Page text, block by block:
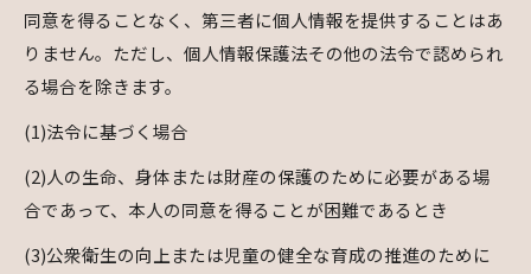
同意を得ることなく、第三者に個人情報を提供することはあ
りません。ただし、個人情報保護法その他の法令で認められ
る場合を除きます。
(1)法令に基づく場合
(2)人の生命、身体または財産の保護のために必要がある場
合であって、本人の同意を得ることが困難であるとき
(3)公衆衛生の向上または児童の健全な育成の推進のために